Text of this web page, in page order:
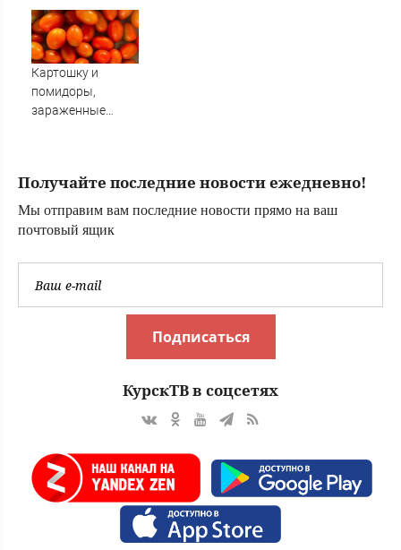
исполнил: почему
японцы забыли,
кто сжег
Хиросиму
Картошку и
помидоры,
зараженные
Амурскую
Получайте последние новости ежедневно!
Мы отправим вам последние новости прямо на ваш
почтовый ящик
Подписаться
КурскТВ в соцсетях